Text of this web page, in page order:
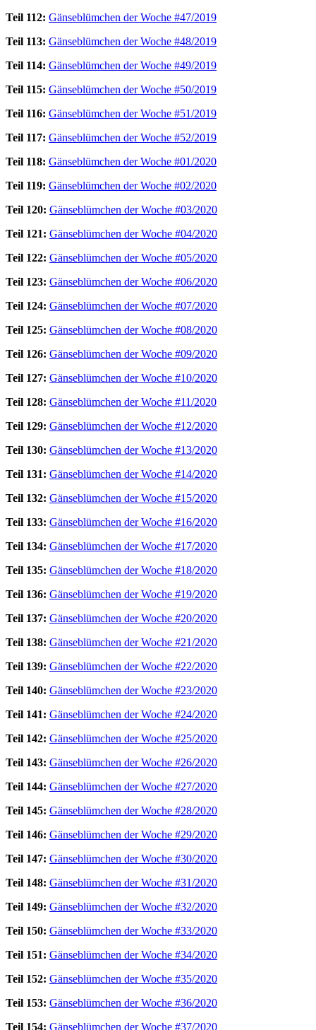
Teil 112: Gänseblümchen der Woche #47/2019
Teil 113: Gänseblümchen der Woche #48/2019
Teil 114: Gänseblümchen der Woche #49/2019
Teil 115: Gänseblümchen der Woche #50/2019
Teil 116: Gänseblümchen der Woche #51/2019
Teil 117: Gänseblümchen der Woche #52/2019
Teil 118: Gänseblümchen der Woche #01/2020
Teil 119: Gänseblümchen der Woche #02/2020
Teil 120: Gänseblümchen der Woche #03/2020
Teil 121: Gänseblümchen der Woche #04/2020
Teil 122: Gänseblümchen der Woche #05/2020
Teil 123: Gänseblümchen der Woche #06/2020
Teil 124: Gänseblümchen der Woche #07/2020
Teil 125: Gänseblümchen der Woche #08/2020
Teil 126: Gänseblümchen der Woche #09/2020
Teil 127: Gänseblümchen der Woche #10/2020
Teil 128: Gänseblümchen der Woche #11/2020
Teil 129: Gänseblümchen der Woche #12/2020
Teil 130: Gänseblümchen der Woche #13/2020
Teil 131: Gänseblümchen der Woche #14/2020
Teil 132: Gänseblümchen der Woche #15/2020
Teil 133: Gänseblümchen der Woche #16/2020
Teil 134: Gänseblümchen der Woche #17/2020
Teil 135: Gänseblümchen der Woche #18/2020
Teil 136: Gänseblümchen der Woche #19/2020
Teil 137: Gänseblümchen der Woche #20/2020
Teil 138: Gänseblümchen der Woche #21/2020
Teil 139: Gänseblümchen der Woche #22/2020
Teil 140: Gänseblümchen der Woche #23/2020
Teil 141: Gänseblümchen der Woche #24/2020
Teil 142: Gänseblümchen der Woche #25/2020
Teil 143: Gänseblümchen der Woche #26/2020
Teil 144: Gänseblümchen der Woche #27/2020
Teil 145: Gänseblümchen der Woche #28/2020
Teil 146: Gänseblümchen der Woche #29/2020
Teil 147: Gänseblümchen der Woche #30/2020
Teil 148: Gänseblümchen der Woche #31/2020
Teil 149: Gänseblümchen der Woche #32/2020
Teil 150: Gänseblümchen der Woche #33/2020
Teil 151: Gänseblümchen der Woche #34/2020
Teil 152: Gänseblümchen der Woche #35/2020
Teil 153: Gänseblümchen der Woche #36/2020
Teil 154: Gänseblümchen der Woche #37/2020